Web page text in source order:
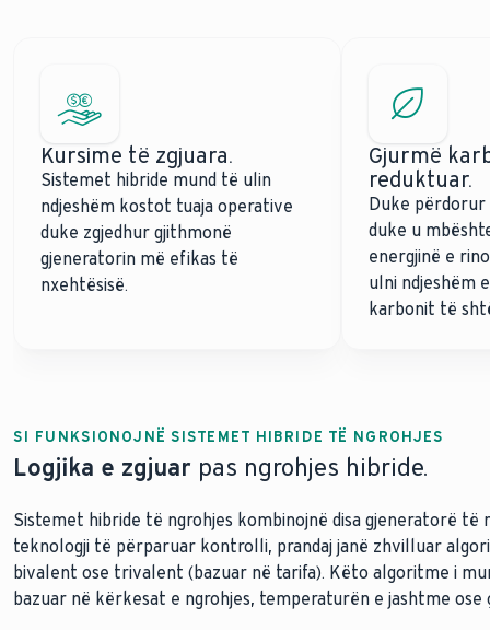
Kursime të zgjuara.
Sistemet hibride mund të ulin
ndjeshëm kostot tuaja operative
duke zgjedhur gjithmonë
gjeneratorin më efikas të
nxehtësisë.
Gjurmë
reduktuar.
Duke përdorur
duke u
energjinë e
ulni ndjeshëm
karbonit të
SI FUNKSIONOJNË SISTEMET HIBRIDE TË NGROHJES
Logjika e zgjuar pas ngrohjes hibride.
Sistemet hibride të ngrohjes kombinojnë disa gjeneratorë
teknologji të përparuar kontrolli, prandaj janë zhvilluar
bivalent ose trivalent (bazuar në tarifa). Këto algoritme i
bazuar në kërkesat e ngrohjes, temperaturën e jashtme